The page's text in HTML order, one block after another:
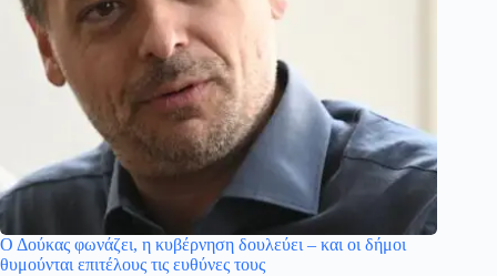
Ο Δούκας φωνάζει, η κυβέρνηση δουλεύει – και οι δήμοι
θυμούνται επιτέλους τις ευθύνες τους